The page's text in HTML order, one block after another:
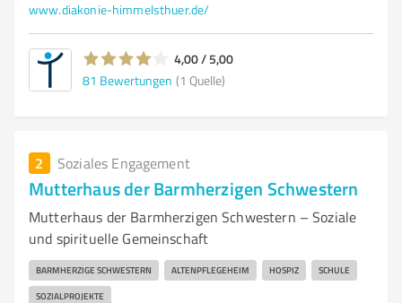
www.diakonie-himmelsthuer.de/
4,00 / 5,00
81 Bewertungen (1 Quelle)
2 Soziales Engagement
Mutterhaus der Barmherzigen Schwestern
Mutterhaus der Barmherzigen Schwestern – Soziale
und spirituelle Gemeinschaft
BARMHERZIGE SCHWESTERN ALTENPFLEGEHEIM HOSPIZ SCHULE
SOZIALPROJEKTE